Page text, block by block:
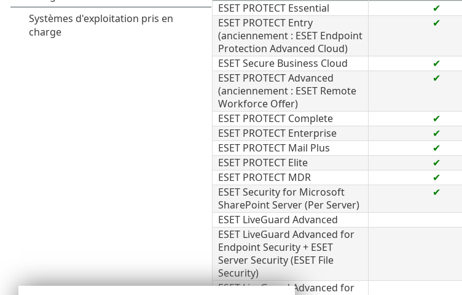
ESET PROTECT Essential
✔
ESET PROTECT Entry
(anciennement : ESET Endpoint
Protection Advanced Cloud)
✔
ESET Secure Business Cloud ✔
ESET PROTECT Advanced
(anciennement : ESET Remote
Workforce Offer)
✔
ESET PROTECT Complete ✔
ESET PROTECT Enterprise
✔
ESET PROTECT Mail Plus
✔
ESET PROTECT Elite
✔
ESET PROTECT MDR
✔
ESET Security for Microsoft
SharePoint Server (Per Server)
✔
ESET LiveGuard Advanced
ESET LiveGuard Advanced for
Endpoint Security + ESET
Server Security (ESET File
Security)
ESET LiveGuard Advanced for